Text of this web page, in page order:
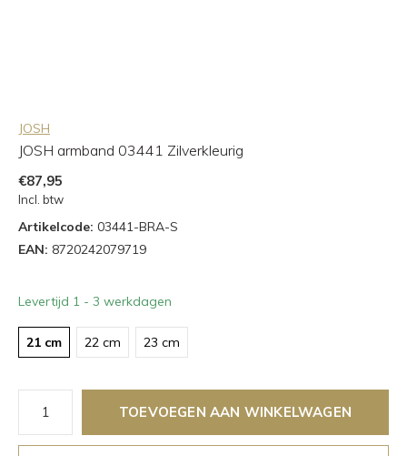
JOSH
JOSH armband 03441 Zilverkleurig
€87,95
Incl. btw
Artikelcode: 03441-BRA-S
EAN: 8720242079719
Levertijd 1 - 3 werkdagen
21 cm 22 cm 23 cm
TOEVOEGEN AAN WINKELWAGEN